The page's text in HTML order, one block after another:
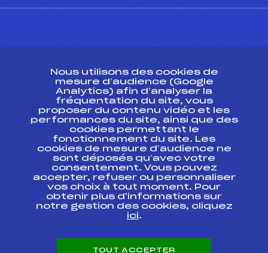
Ressources
Pass’Neige
Projet sportif fédéral
Projet de performance fédéral
Antidopage
Pôle Développement, Formation, Suivi
Scientifique
Listes ministérielles
Pôle vie de l’athlète
Enseignement professionnel
Nous utilisons des cookies de
mesure d’audience (Google
Analytics) afin d’analyser la
fréquentation du site, vous
proposer du contenu vidéo et les
performances du site, ainsi que des
cookies permettant le
fonctionnement du site. Les
cookies de mesure d’audience ne
sont déposés qu’avec votre
consentement. Vous pouvez
accepter, refuser ou personnaliser
vos choix à tout moment. Pour
obtenir plus d'informations sur
notre gestion des cookies, cliquez
ici.
TOUT ACCEPTER